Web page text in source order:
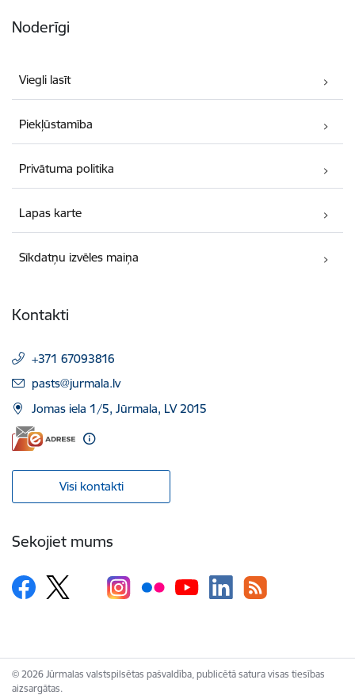
Noderīgi
Viegli lasīt
Piekļūstamība
Privātuma politika
Lapas karte
Sīkdatņu izvēles maiņa
Kontakti
+371 67093816
E-pasts:
pasts@jurmala.lv
Jomas iela 1/5, Jūrmala, LV 2015
Visi kontakti
Sekojiet mums
© 2026 Jūrmalas valstspilsētas pašvaldība, publicētā satura visas tiesības
aizsargātas.